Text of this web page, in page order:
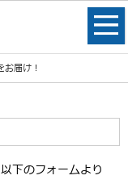
お届け！
下のフォームより